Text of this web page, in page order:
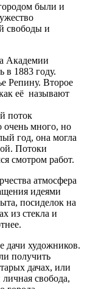
были и
свободы и
Академии
в 1883 году.
Репину. Второе
её называют
поток
много, но
год, она могла
Потоки
смотром работ.
атмосфера
идеями
посиделок на
из стекла и
дачи художников.
получить
дачах, или
свобода,